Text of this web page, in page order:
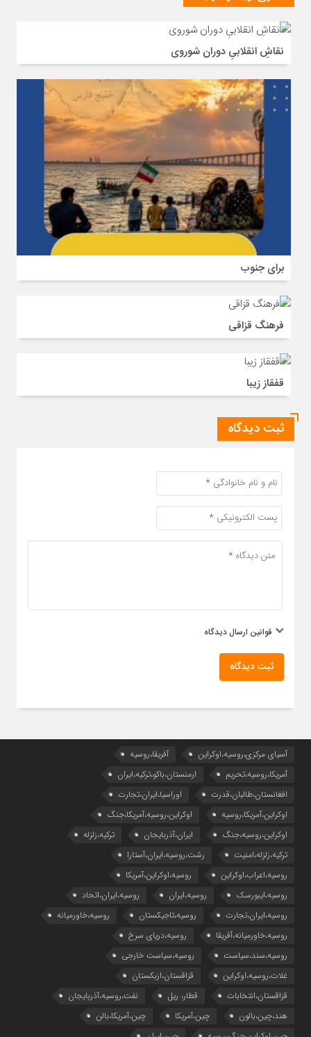
نقاشِ انقلابیِ دوران شوروی
برای جنوب
فرهنگ قزاقی
قفقاز زیبا
ثبت دیدگاه
قوانین ارسال دیدگاه
ثبت دیدگاه
آسیای مرکزی،روسیه،اوکراین
آفریقا،روسیه
آمریکا،روسیه،تحریم
ارمنستان،باکو،ترکیه،ایران
افغانستان،طالبان،قدرت
اوراسیا،ایران،تجارت
اوکراین،آمریکا،روسیه
اوکراین،روسیه،آمریکا،جنگ
اوکراین،روسیه،جنگ
ایران،آذربایجان
ترکیه،زلزله
ترکیه،زلزله،امنیت
رشت،روسیه،ایران،آستارا
روسیه،اعراب،اوکراین
روسیه،اوکراین،آمریکا
روسیه،ایبورسک
روسیه،ایران
روسیه،ایران،اتحاد
روسیه،ایران،تجارت
روسیه،تاجیکستان
روسیه،خاورمیانه
روسیه،خاورمیانه،آفریقا
روسیه،دریای سرخ
روسیه،سند،سیاست
روسیه،سیاست خارجی
غلات،روسیه،اوکراین
قزاقستان،ازبکستان
قزاقستان،انتخابات
قطار، ریل
نفت،روسیه،آذربایجان
هند،چین،بالون
چین،آمریکا
چین،آمریکا،بالن